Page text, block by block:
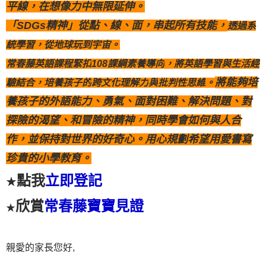
平線，在想像力中無限延伸。
「SDGs精神」從點、線、面，串起所有技能， 透過系
統學習， 從地球玩到宇宙。
常春藤英語課程緊扣108課綱素養導向 ，將英語學習與生活經
驗結合，培養孩子的跨文化理解力與批判性思維 。將能夠培
養孩子的外語能力、勇氣、面對困難、解決問題、對
探險的渴望、和冒險的精神，同時學會如何與人合
作，並保持對世界的好奇心。用心規劃希望用愛書寫
珍貴的小學教育。
★點我立即登記
★欣賞常春藤寶寶見證
親愛的家長您好,